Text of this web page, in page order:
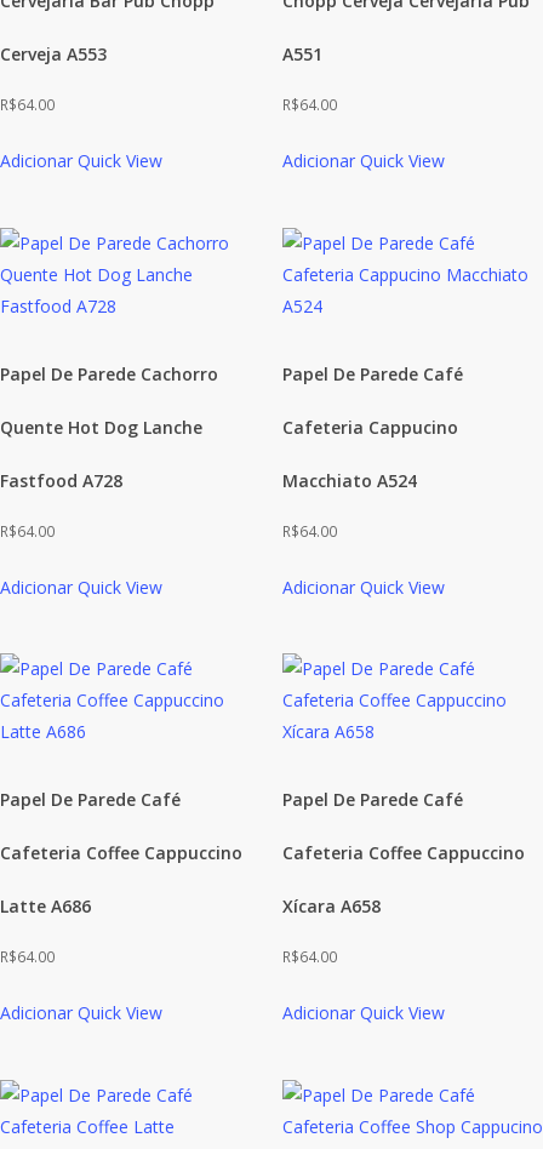
Cerveja A553
R$64.00
Adicionar Quick View
A551
R$64.00
Adicionar Quick View
Papel De Parede Cachorro
Quente Hot Dog Lanche
Fastfood A728
R$64.00
Adicionar Quick View
Papel De Parede Café
Cafeteria Cappucino
Macchiato A524
R$64.00
Adicionar Quick View
Papel De Parede Café
Cafeteria Coffee Cappuccino
Latte A686
R$64.00
Adicionar Quick View
Papel De Parede Café
Cafeteria Coffee Cappuccino
Xícara A658
R$64.00
Adicionar Quick View